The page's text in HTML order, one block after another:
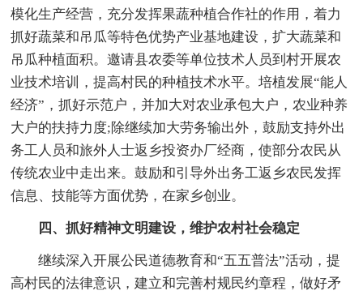
模化生产经营，充分发挥果蔬种植合作社的作用，着力
抓好蔬菜和吊瓜等特色优势产业基地建设，扩大蔬菜和
吊瓜种植面积。邀请县农委等单位技术人员到村开展农
业技术培训，提高村民的种植技术水平。培植发展“能人
经济”，抓好示范户，并加大对农业承包大户，农业种养
大户的扶持力度;除继续加大劳务输出外，鼓励支持外出
务工人员和旅外人士返乡投资办厂经商，使部分农民从
传统农业中走出来。鼓励和引导外出务工返乡农民发挥
信息、技能等方面优势，在家乡创业。
四、抓好精神文明建设，维护农村社会稳定
继续深入开展公民道德教育和“五五普法”活动，提
高村民的法律意识，建立和完善村规民约章程，做好矛